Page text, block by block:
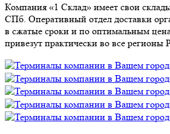
Компания «1 Склад» имеет свои
СПб. Оперативный отдел доставки
в сжатые сроки и по оптимальным
привезут практически во все регионы